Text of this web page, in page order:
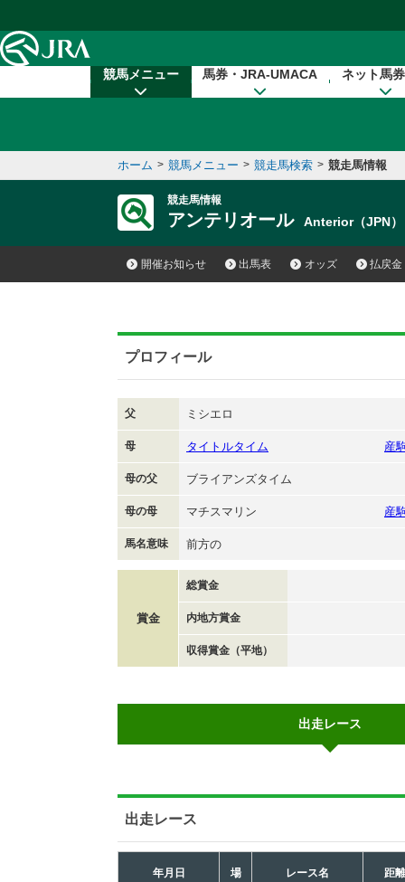
競馬メニュー 馬券・JRA-UMACA ネット馬
ホーム > 競馬メニュー > 競走馬検索 > 競走馬情報
競走馬情報
アンテリオール Anterior（JPN）
開催お知らせ 出馬表 オッズ 払戻金
プロフィール
父 ミシエロ
母 タイトルタイム 産
母の父 ブライアンズタイム
母の母 マチスマリン 産
馬名意味 前方の
賞金
総賞金
内地方賞金
収得賞金（平地）
出走レース
出走レース
年月日 場 レース名 距離